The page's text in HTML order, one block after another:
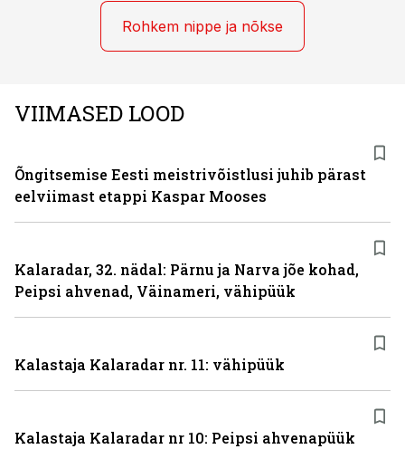
Rohkem nippe ja nõkse
VIIMASED LOOD
Õngitsemise Eesti meistrivõistlusi juhib pärast
eelviimast etappi Kaspar Mooses
Kalaradar, 32. nädal: Pärnu ja Narva jõe kohad,
Peipsi ahvenad, Väinameri, vähipüük
Kalastaja Kalaradar nr. 11: vähipüük
Kalastaja Kalaradar nr 10: Peipsi ahvenapüük